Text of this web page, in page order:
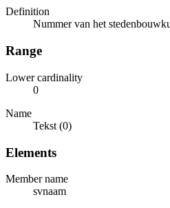
Definition
Nummer van het
Range
Lower cardinality
0
Name
Tekst (0)
Elements
Member name
svnaam